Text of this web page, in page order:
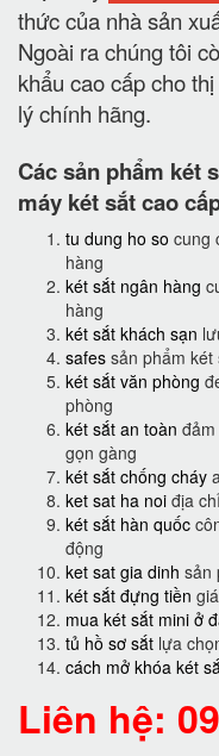
thức của nhà sản
Ngoài ra chúng tôi
khẩu cao cấp cho
lý chính hãng.
Các sản phẩm két
máy két sắt cao
tu dung ho so cung
hàng
két sắt ngân hàng
hàng
két sắt khách sạn
safes sản phẩm két
két sắt văn phòng
phòng
két sắt an toàn
gọn gàng
két sắt chống cháy
ket sat ha noi địa
két sắt hàn quốc
động
ket sat gia dinh sản
két sắt đựng tiền
mua két sắt mini ở
tủ hồ sơ sắt lựa
cách mở khóa két
Liên hệ: